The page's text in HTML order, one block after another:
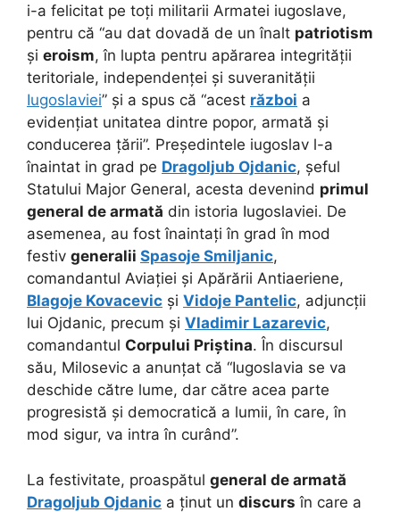
i-a felicitat pe toți militarii Armatei iugoslave,
pentru că “au dat dovadă de un înalt patriotism
și eroism, în lupta pentru apărarea integrității
teritoriale, independenței și suveranității
Iugoslaviei” și a spus că “acest război a
evidențiat unitatea dintre popor, armată și
conducerea țării”. Președintele iugoslav l-a
înaintat in grad pe Dragoljub Ojdanic, șeful
Statului Major General, acesta devenind primul
general de armată din istoria Iugoslaviei. De
asemenea, au fost înaintați în grad în mod
festiv generalii Spasoje Smiljanic,
comandantul Aviației și Apărării Antiaeriene,
Blagoje Kovacevic și Vidoje Pantelic, adjuncții
lui Ojdanic, precum și Vladimir Lazarevic,
comandantul Corpului Priștina. În discursul
său, Milosevic a anunțat că “Iugoslavia se va
deschide către lume, dar către acea parte
progresistă și democratică a lumii, în care, în
mod sigur, va intra în curând”.
La festivitate, proaspătul general de armată
Dragoljub Ojdanic a ținut un discurs în care a